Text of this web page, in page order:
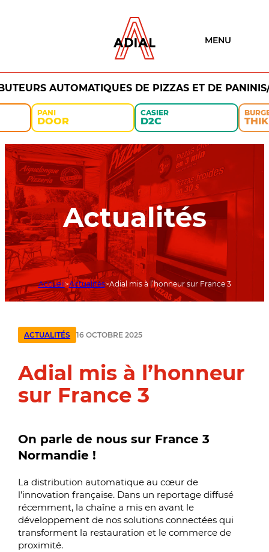
MENU
AUTOMATIQUES DE PIZZAS ET DE
PANI
DOOR
CASIER
D2C THIK
Actualités
Accueil Actualités Adial mis à l’honneur sur France 3
ACTUALITÉS 16 OCTOBRE 2025
Adial mis à l’honneur
sur France 3
On parle de nous sur France 3
Normandie !
La distribution automatique au cœur de
l’innovation française. Dans un reportage diffusé
récemment, la chaîne a mis en avant le
développement de nos solutions connectées qui
transforment la restauration et le commerce de
proximité.